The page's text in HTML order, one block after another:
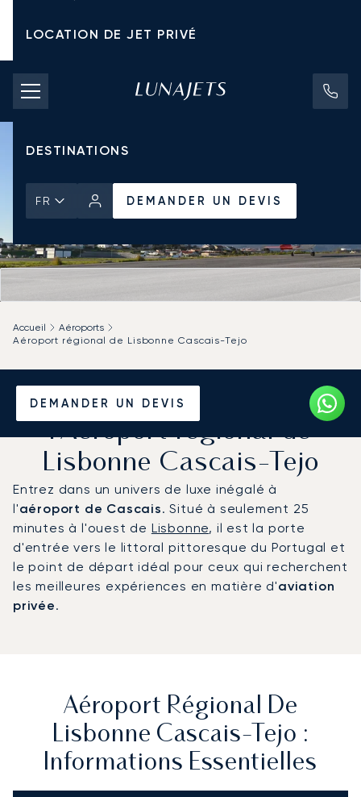
LOCATION DE JET PRIVÉ
TARIFS D'AFFRÈTEMENT
JETS PRIVÉS
DESTINATIONS
FR DEMANDER UN DEVIS
DEMANDER UN DEVIS
Accueil
Aéroports
Aéroport régional de Lisbonne Cascais-Tejo
Louer un Jet Privé de/vers
l'Aéroport régional de
Lisbonne Cascais-Tejo
Entrez dans un univers de luxe inégalé à
l'aéroport de Cascais. Situé à seulement 25
minutes à l'ouest de Lisbonne, il est la porte
d'entrée vers le littoral pittoresque du Portugal et
le point de départ idéal pour ceux qui recherchent
les meilleures expériences en matière d'aviation
privée.
Aéroport Régional De
Lisbonne Cascais-Tejo :
Informations Essentielles